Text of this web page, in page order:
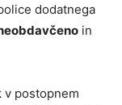
dodatnega
in
v postopnem